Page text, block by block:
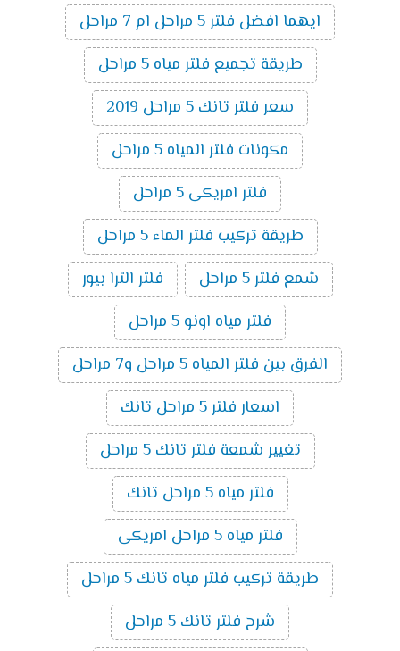
ايهما افضل فلتر 5 مراحل ام 7 مراحل
طريقة تجميع فلتر مياه 5 مراحل
سعر فلتر تانك 5 مراحل 2019
مكونات فلتر المياه 5 مراحل
فلتر امريكى 5 مراحل
طريقة تركيب فلتر الماء 5 مراحل
شمع فلتر 5 مراحل
فلتر الترا بيور
فلتر مياه اونو 5 مراحل
الفرق بين فلتر المياه 5 مراحل و7 مراحل
اسعار فلتر 5 مراحل تانك
تغيير شمعة فلتر تانك 5 مراحل
فلتر مياه 5 مراحل تانك
فلتر مياه 5 مراحل امريكى
طريقة تركيب فلتر مياه تانك 5 مراحل
شرح فلتر تانك 5 مراحل